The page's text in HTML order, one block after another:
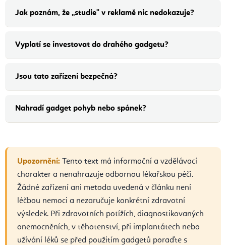
Jak poznám, že „studie" v reklamě nic nedokazuje?
Vyplatí se investovat do drahého gadgetu?
Jsou tato zařízení bezpečná?
Nahradí gadget pohyb nebo spánek?
Upozornění: Tento text má informační a vzdělávací
charakter a nenahrazuje odbornou lékařskou péči.
Žádné zařízení ani metoda uvedená v článku není
léčbou nemoci a nezaručuje konkrétní zdravotní
výsledek. Při zdravotních potížích, diagnostikovaných
onemocněních, v těhotenství, při implantátech nebo
užívání léků se před použitím gadgetů poraďte s